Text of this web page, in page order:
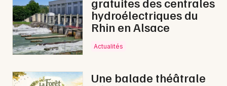
hydroélectriques du
Rhin en Alsace
Actualités
Une balade théâtrale